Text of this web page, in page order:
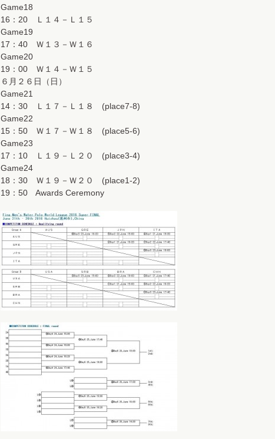
Game18
16：20 Ｌ１４－Ｌ１５
Game19
17：40 Ｗ１３－Ｗ１６
Game20
19：00 Ｗ１４－Ｗ１５
６月２６日（日）
Game21
14：30 Ｌ１７－Ｌ１８ (place7-8)
Game22
15：50 Ｗ１７－Ｗ１８ (place5-6)
Game23
17：10 Ｌ１９－Ｌ２０ (place3-4)
Game24
18：30 Ｗ１９－Ｗ２０ (place1-2)
19：50 Awards Ceremony